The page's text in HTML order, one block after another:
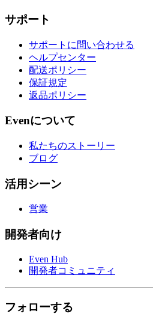
サポート
サポートに問い合わせる
ヘルプセンター
配送ポリシー
保証規定
返品ポリシー
Evenについて
私たちのストーリー
ブログ
活用シーン
営業
開発者向け
Even Hub
開発者コミュニティ
フォローする